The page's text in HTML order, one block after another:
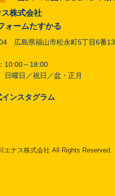
株式会社
ォームたすかる
広島県福山市松永町5丁目6番13
10:00～18:00
曜日／祝日／盆・正月
インスタグラム
エナス株式会社 All Rights Reserved.